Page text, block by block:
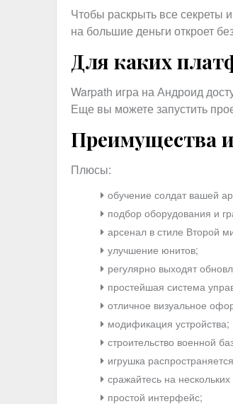
Чтобы раскрыть все секреты
на большие деньги откроет
Для каких
Warpath игра на Андроид
Еще вы можете запустить
Преимущества
Плюсы:
обучение солдат вашей
подбор оборудования и
арсенал в стиле Второй
улучшение юнитов;
регулярно выходят
простейшая система
отличное визуальное
модификация устройства;
строительство военной
игрушка
сражайтесь на
простой интерфейс;